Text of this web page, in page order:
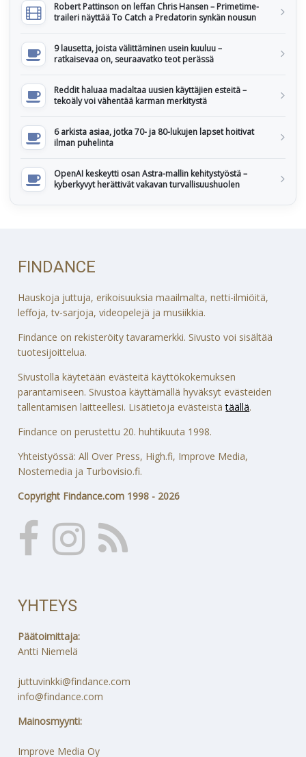
Robert Pattinson on leffan Chris Hansen – Primetime-
traileri näyttää To Catch a Predatorin synkän nousun
9 lausetta, joista välittäminen usein kuuluu –
ratkaisevaa on, seuraavatko teot perässä
Reddit haluaa madaltaa uusien käyttäjien esteitä –
tekoäly voi vähentää karman merkitystä
6 arkista asiaa, jotka 70- ja 80-lukujen lapset hoitivat
ilman puhelinta
OpenAI keskeytti osan Astra-mallin kehitystyöstä –
kyberkyvyt herättivät vakavan turvallisuushuolen
FINDANCE
Hauskoja juttuja, erikoisuuksia maailmalta, netti-ilmiöitä,
leffoja, tv-sarjoja, videopelejä ja musiikkia.
Findance on rekisteröity tavaramerkki. Sivusto voi sisältää
tuotesijoittelua.
Sivustolla käytetään evästeitä käyttökokemuksen
parantamiseen. Sivustoa käyttämällä hyväksyt evästeiden
tallentamisen laitteellesi. Lisätietoja evästeistätäällä.
Findance on perustettu 20. huhtikuuta 1998.
Yhteistyössä: All Over Press, High.fi, Improve Media,
Nostemedia ja Turbovisio.fi.
Copyright Findance.com 1998 - 2026
YHTEYS
Päätoimittaja:
Antti Niemelä
juttuvinkki@findance.com
info@findance.com
Mainosmyynti:
Improve Media Oy